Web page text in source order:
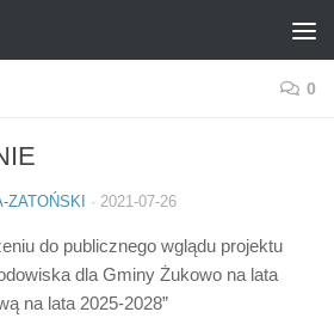
0
ZATOŃSKI · 2021-07-26
do publicznego wglądu projektu
dla Gminy Żukowo na lata
na lata 2025-2028”